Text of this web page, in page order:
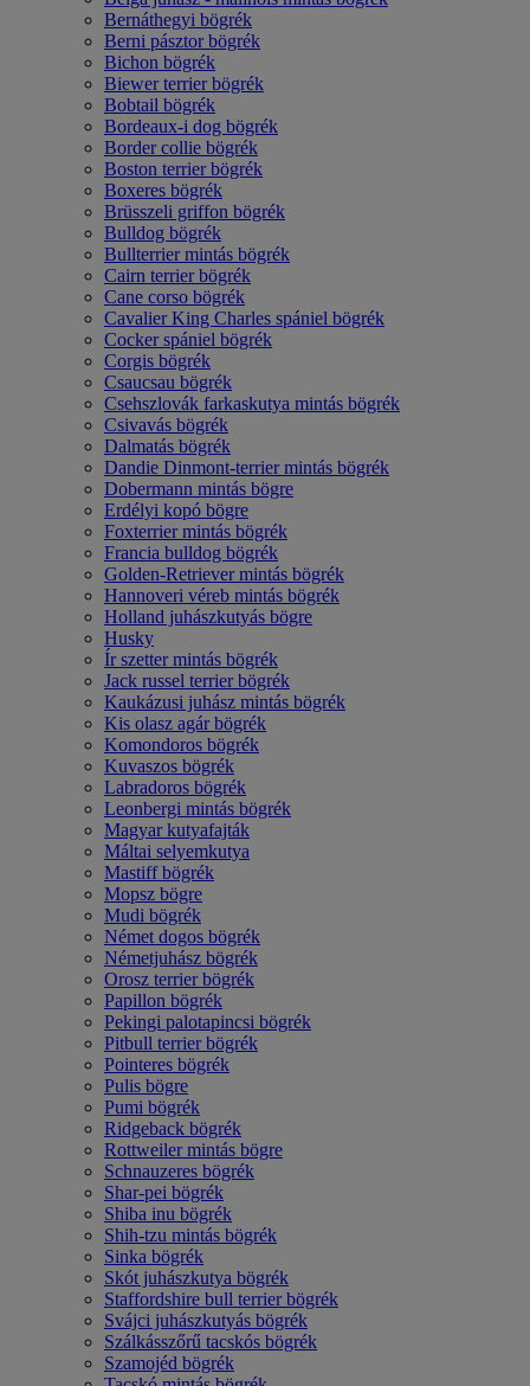
Bernáthegyi bögrék
Berni pásztor bögrék
Bichon bögrék
Biewer terrier bögrék
Bobtail bögrék
Bordeaux-i dog bögrék
Border collie bögrék
Boston terrier bögrék
Boxeres bögrék
Brüsszeli griffon bögrék
Bulldog bögrék
Bullterrier mintás bögrék
Cairn terrier bögrék
Cane corso bögrék
Cavalier King Charles spániel bögrék
Cocker spániel bögrék
Corgis bögrék
Csaucsau bögrék
Csehszlovák farkaskutya mintás bögrék
Csivavás bögrék
Dalmatás bögrék
Dandie Dinmont-terrier mintás bögrék
Dobermann mintás bögre
Erdélyi kopó bögre
Foxterrier mintás bögrék
Francia bulldog bögrék
Golden-Retriever mintás bögrék
Hannoveri véreb mintás bögrék
Holland juhászkutyás bögre
Husky
Ír szetter mintás bögrék
Jack russel terrier bögrék
Kaukázusi juhász mintás bögrék
Kis olasz agár bögrék
Komondoros bögrék
Kuvaszos bögrék
Labradoros bögrék
Leonbergi mintás bögrék
Magyar kutyafajták
Máltai selyemkutya
Mastiff bögrék
Mopsz bögre
Mudi bögrék
Német dogos bögrék
Németjuhász bögrék
Orosz terrier bögrék
Papillon bögrék
Pekingi palotapincsi bögrék
Pitbull terrier bögrék
Pointeres bögrék
Pulis bögre
Pumi bögrék
Ridgeback bögrék
Rottweiler mintás bögre
Schnauzeres bögrék
Shar-pei bögrék
Shiba inu bögrék
Shih-tzu mintás bögrék
Sinka bögrék
Skót juhászkutya bögrék
Staffordshire bull terrier bögrék
Svájci juhászkutyás bögrék
Szálkásszőrű tacskós bögrék
Szamojéd bögrék